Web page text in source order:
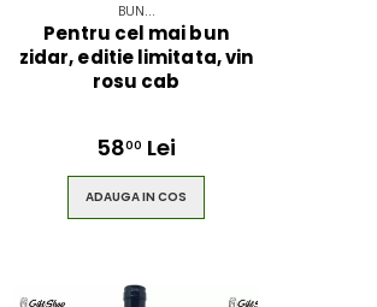
BUN...
Pentru cel mai bun
zidar, editie limitata, vin
rosu cab
5800 Lei
ADAUGA IN COS